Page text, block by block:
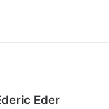
Eder